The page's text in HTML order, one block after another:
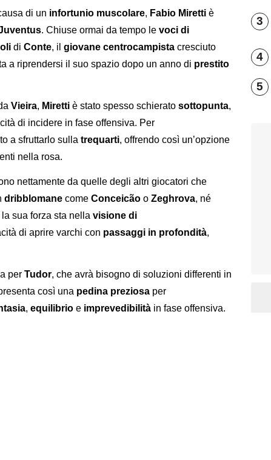
di un infortunio muscolare, Fabio Miretti è
. Chiuse ormai da tempo le voci di
di Conte, il giovane centrocampista cresciuto
a riprendersi il suo spazio dopo un anno di prestito
Vieira, Miretti è stato spesso schierato sottopunta,
di incidere in fase offensiva. Per
a sfruttarlo sulla trequarti, offrendo così un’opzione
nella rosa.
nettamente da quelle degli altri giocatori che
dribblomane come Conceicão o Zeghrova, né
la sua forza sta nella visione di
di aprire varchi con passaggi in profondità,
per Tudor, che avrà bisogno di soluzioni differenti in
così una pedina preziosa per
, equilibrio e imprevedibilità in fase offensiva.
3
4
5